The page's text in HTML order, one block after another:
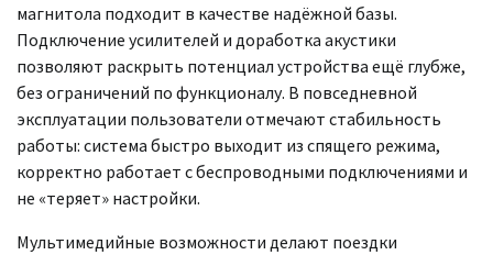
магнитола подходит в качестве надёжной базы.
Подключение усилителей и доработка акустики
позволяют раскрыть потенциал устройства ещё глубже,
без ограничений по функционалу. В повседневной
эксплуатации пользователи отмечают стабильность
работы: система быстро выходит из спящего режима,
корректно работает с беспроводными подключениями и
не «теряет» настройки.
Мультимедийные возможности делают поездки